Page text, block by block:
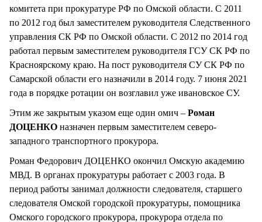
комитета при прокуратуре РФ по Омской области. С 2011
по 2012 год был заместителем руководителя Следственного
управления СК РФ по Омской области. С 2012 по 2014 год
работал первым заместителем руководителя ГСУ СК РФ по
Красноярскому краю. На пост руководителя СУ СК РФ по
Самарской области его назначили в 2014 году. 7 июня 2021
года в порядке ротации он возглавил уже ивановское СУ.
Этим же закрытым указом еще один омич – Роман
ДОЦЕНКО назначен первым заместителем северо-
западного транспортного прокурора.
Роман Федорович ДОЦЕНКО окончил Омскую академию
МВД. В органах прокуратуры работает с 2003 года. В
период работы занимал должности следователя, старшего
следователя Омской городской прокуратуры, помощника
Омского городского прокурора, прокурора отдела по